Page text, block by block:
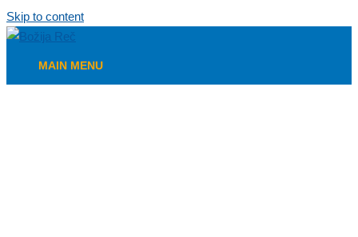
Skip to content
MAIN MENU